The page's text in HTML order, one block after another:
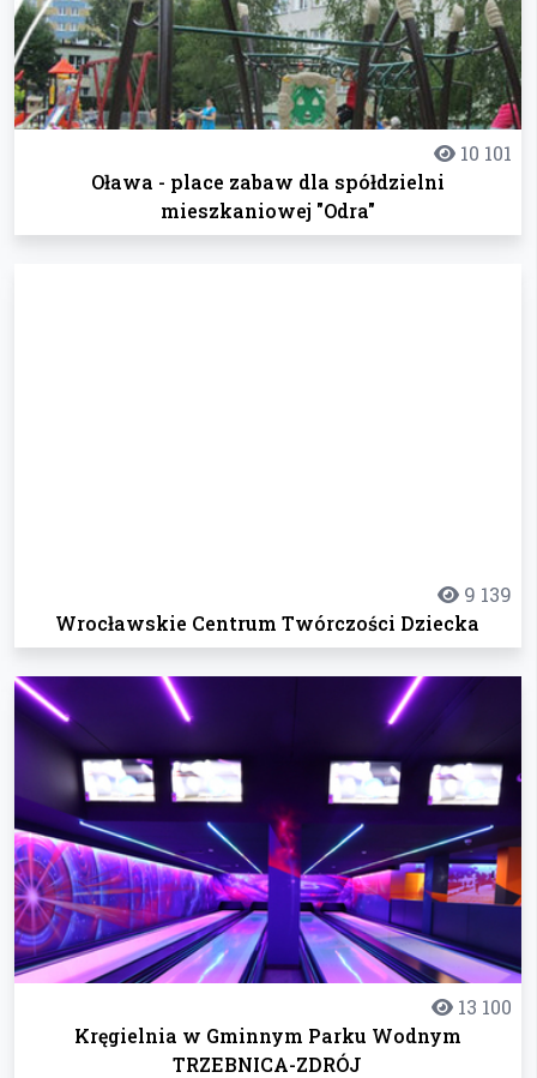
10 101
Oława - place zabaw dla spółdzielni
mieszkaniowej "Odra"
9 139
Wrocławskie Centrum Twórczości Dziecka
13 100
Kręgielnia w Gminnym Parku Wodnym
TRZEBNICA-ZDRÓJ